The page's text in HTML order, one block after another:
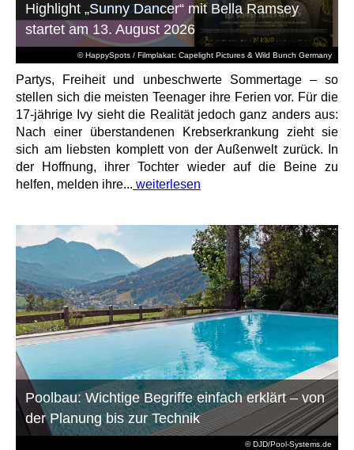
© HappySpots / Filmplakat: Capelight Pictures & Wild Bunch Germany
Highlight „Sunny Dancer“ mit Bella Ramsey
startet am 13. August 2026
Partys, Freiheit und unbeschwerte Sommertage – so
stellen sich die meisten Teenager ihre Ferien vor. Für die
17-jährige Ivy sieht die Realität jedoch ganz anders aus:
Nach einer überstandenen Krebserkrankung zieht sie
sich am liebsten komplett von der Außenwelt zurück. In
der Hoffnung, ihrer Tochter wieder auf die Beine zu
helfen, melden ihre... weiterlesen
© DJD/Pool-Systems.de
Poolbau: Wichtige Begriffe einfach erklärt – von
der Planung bis zur Technik